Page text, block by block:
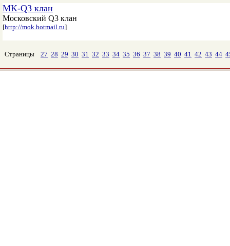
MK-Q3 клан
Московский Q3 клан
[http://mok.hotmail.ru]
Страницы 27 28 29 30 31 32 33 34 35 36 37 38 39 40 41 42 43 44